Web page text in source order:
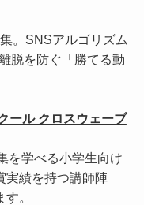
。SNSアルゴリズム
脱を防ぐ「勝てる動
ール クロスウェーブ
を学べる小学生向け
実績を持つ講師陣
。